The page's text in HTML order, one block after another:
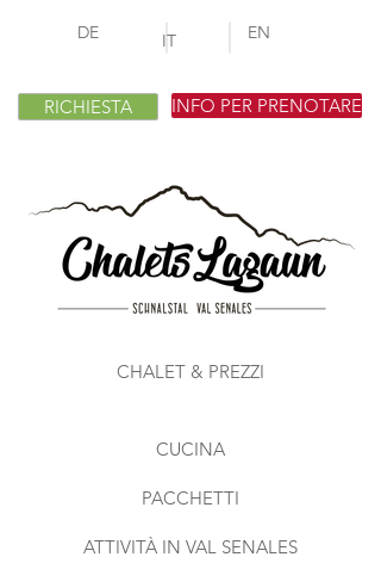
DE IT EN
RICHIESTA INFO PER PRENOTARE
CHALET & PREZZI
CUCINA
PACCHETTI
ATTIVITÀ IN VAL SENALES